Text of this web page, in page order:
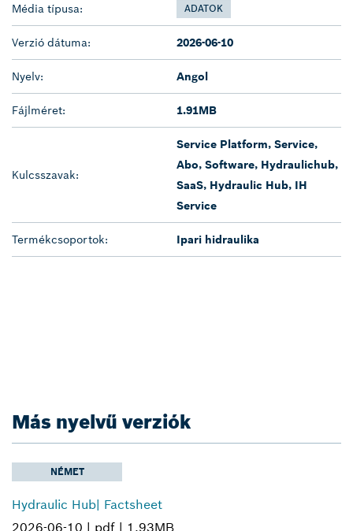
Média típusa: ADATOK
Verzió dátuma: 2026-06-10
Nyelv: Angol
Fájlméret: 1.91MB
Kulcsszavak:
Service Platform, Service,
Abo, Software, Hydraulichub,
SaaS, Hydraulic Hub, IH
Service
Termékcsoportok: Ipari hidraulika
Más nyelvű verziók
NÉMET
Hydraulic Hub| Factsheet
2026-06-10 | pdf | 1.93MB